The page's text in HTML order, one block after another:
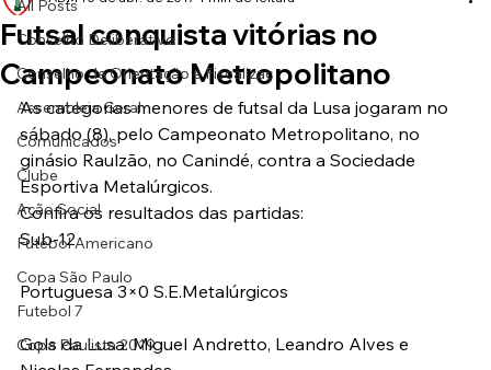
All Posts
Conselho Deliberativo
Conselho de Orientação e Fiscalizaç
Assembleia Geral
Comunicados
Clube
Ação Social
Futebol Americano
Copa São Paulo
Futebol 7
Copa Paulista 2019
Futsal conquista vitórias no
Campeonato Metropolitano
As categorias menores de futsal da Lusa jogaram no
sábado (8), pelo Campeonato Metropolitano, no
ginásio Raulzão, no Canindé, contra a Sociedade
Esportiva Metalúrgicos.
Confira os resultados das partidas:
Sub-12
Portuguesa 3×0 S.E.Metalúrgicos
Gols da Lusa: Miguel Andretto, Leandro Alves e